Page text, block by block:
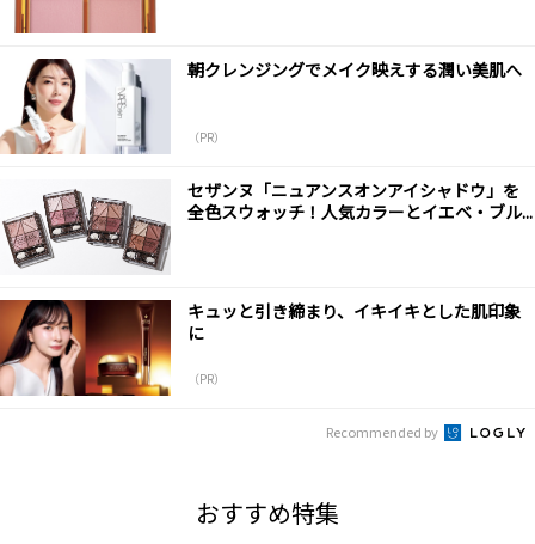
朝クレンジングでメイク映えする潤い美肌へ
（PR）
セザンヌ「ニュアンスオンアイシャドウ」を
全色スウォッチ！人気カラーとイエベ・ブル...
キュッと引き締まり、イキイキとした肌印象
に
（PR）
Recommended by
おすすめ特集